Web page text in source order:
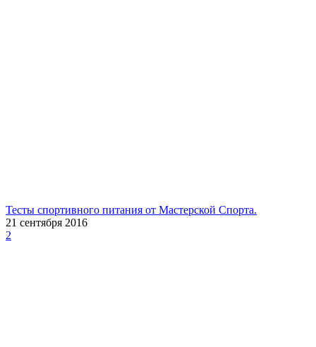
Тесты спортивного питания от Мастерской Спорта.
21 сентября 2016
2